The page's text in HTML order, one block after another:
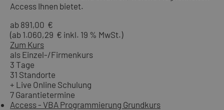
Access Ihnen bietet.
ab 891,00 €
(ab 1.060,29 € inkl. 19 % MwSt.)
Zum Kurs
als Einzel-/Firmenkurs
3 Tage
31 Standorte
+ Live Online Schulung
7 Garantietermine
Access - VBA Programmierung Grundkurs